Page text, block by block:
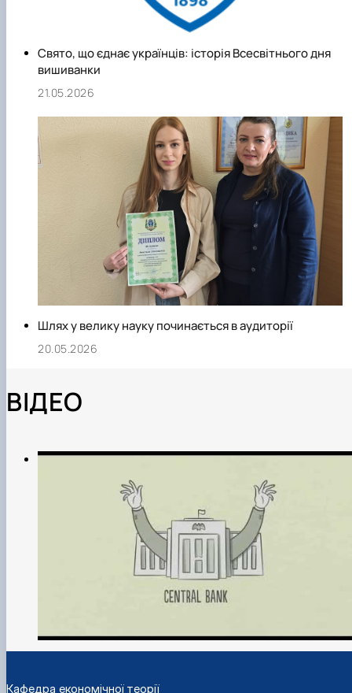
Свято, що єднає українців: історія Всесвітнього дня
вишиванки
21.05.2026
Шлях у велику науку починається в аудиторії
20.05.2026
ВІДЕО
Кафедра економічної теорії